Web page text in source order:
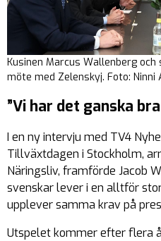
Kusinen Marcus Wallenberg
möte med Zelenskyj. Foto:
”Vi har det ganska
I en ny intervju med TV4
Tillväxtdagen i Stockholm,
Näringsliv, framförde Jacob
svenskar lever i en alltför
upplever samma krav på
Utspelet kommer efter flera